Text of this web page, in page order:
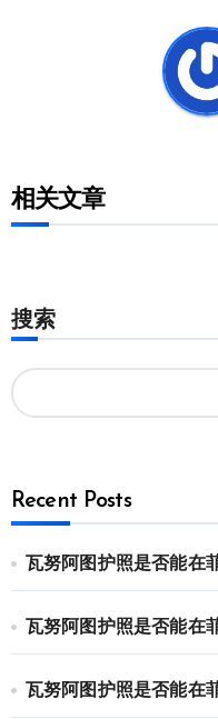
相关文章
搜索
Recent Posts
瓦努阿图护照是否能在
瓦努阿图护照是否能在
瓦努阿图护照是否能在